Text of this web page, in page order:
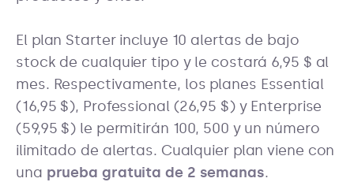
El plan Starter incluye 10 alertas de bajo
stock de cualquier tipo y le costará 6,95 $ al
mes. Respectivamente, los planes Essential
(16,95 $), Professional (26,95 $) y Enterprise
(59,95 $) le permitirán 100, 500 y un número
ilimitado de alertas. Cualquier plan viene con
una prueba gratuita de 2 semanas.